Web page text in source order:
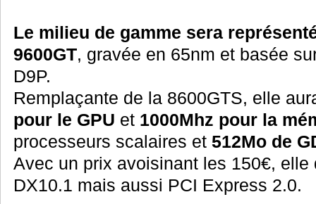
Le milieu de gamme sera
9600GT, gravée en 65nm et basée
D9P.
Remplaçante de la 8600GTS, elle
pour le GPU et 1000Mhz pour la
processeurs scalaires et 512Mo de
Avec un prix avoisinant les 150€, elle
DX10.1 mais aussi PCI Express 2.0.